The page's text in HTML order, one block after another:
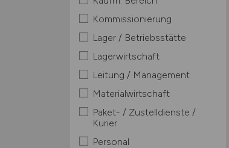
Kommissionierung
Lager / Betriebsstätte
Lagerwirtschaft
Leitung / Management
Materialwirtschaft
Paket- / Zustelldienste /
Kurier
Personal